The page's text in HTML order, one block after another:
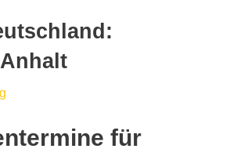
für